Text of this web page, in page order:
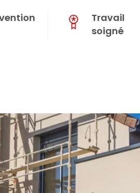
Travail
soigné